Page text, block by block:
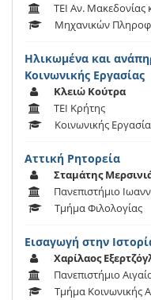
ΤΕΙ Αν. Μακεδονίας
Μηχανικών
Ηλικωμένα και
Κοινωνικής Εργασίας
Κλειώ Κούτρα
ΤΕΙ Κρήτης
Κοινωνικής
Αττική Ρητορεία
Σταμάτης
Πανεπιστήμιο
Τμήμα Φιλολογίας
Εισαγωγή στην
Χαρίλαος
Πανεπιστήμιο
Tμήμα Κοινωνικής